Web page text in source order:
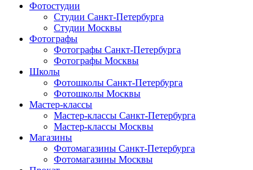
Фотостудии
Студии Санкт-Петербурга
Студии Москвы
Фотографы
Фотографы Санкт-Петербурга
Фотографы Москвы
Школы
Фотошколы Санкт-Петербурга
Фотошколы Москвы
Мастер-классы
Мастер-классы Санкт-Петербурга
Мастер-классы Москвы
Магазины
Фотомагазины Санкт-Петербурга
Фотомагазины Москвы